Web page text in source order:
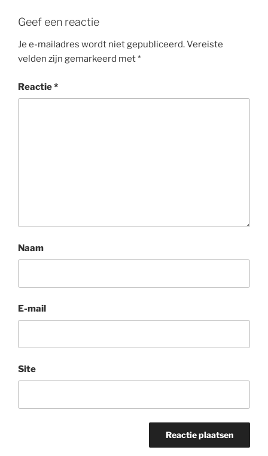
Geef een reactie
Je e-mailadres wordt niet gepubliceerd.Vereiste
velden zijn gemarkeerd met*
Reactie*
Naam
E-mail
Site